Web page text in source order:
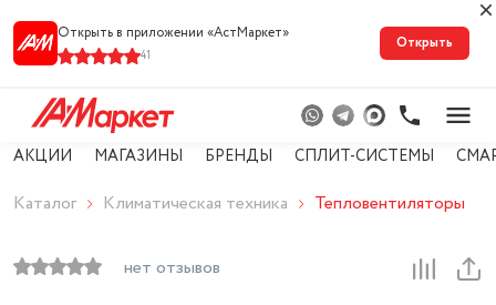
Открыть в приложении «АстМарке‪т‬»
41
Открыть
АКЦИИ МАГАЗИНЫ БРЕНДЫ СПЛИТ-СИСТЕМЫ
Каталог Климатическая техника Тепловентиляторы
нет отзывов